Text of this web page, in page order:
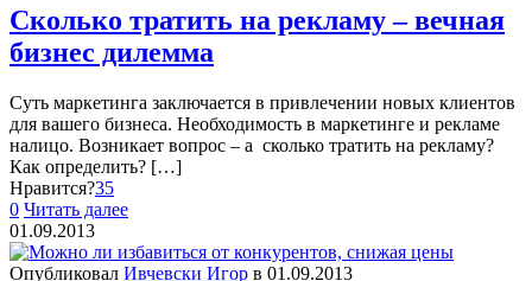
Сколько тратить на рекламу – вечная
бизнес дилемма
Суть маркетинга заключается в привлечении новых клиентов
для вашего бизнеса. Необходимость в маркетинге и рекламе
налицо. Возникает вопрос – а сколько тратить на рекламу?
Как определить? […]
Нравится?35
0 Читать далее
01.09.2013
Опубликовал Ивчевски Игор в 01.09.2013